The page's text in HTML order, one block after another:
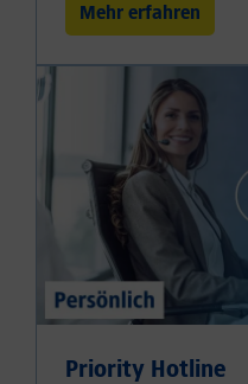
Mehr erfahren
Priority Hotline